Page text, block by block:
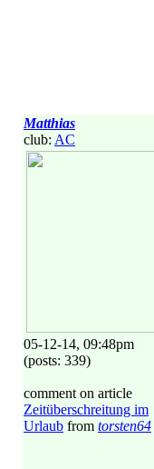
Matthias
club: AC
05-12-14, 09:48pm
(posts: 339)
comment on article
Zeitüberschreitung im
Urlaub from torsten64